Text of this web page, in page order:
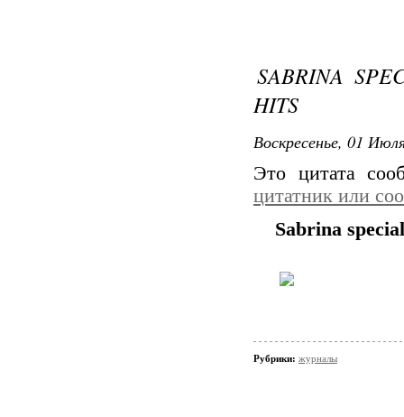
SABRINA
HITS
Воскресенье, 01
Это цитата
цитатник или
Sabrina
Рубрики: журналы